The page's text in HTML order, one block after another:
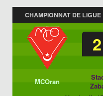
CHAMPIONNAT DE
2
MCOran